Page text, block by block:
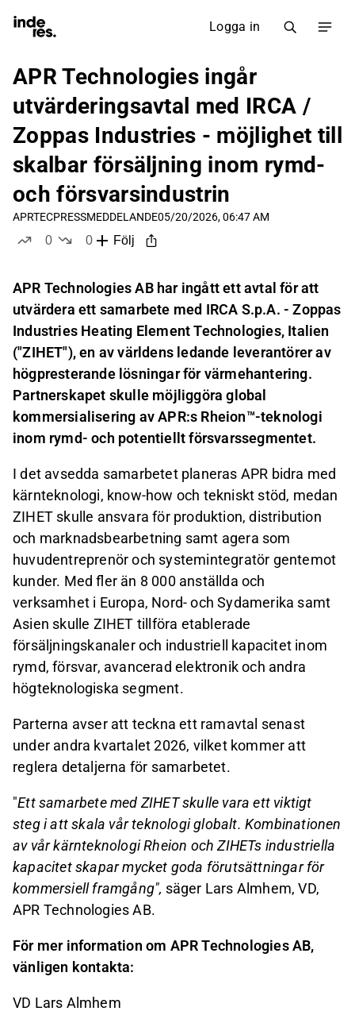
Logga in
APR Technologies ingår
utvärderingsavtal med IRCA /
Zoppas Industries - möjlighet till
skalbar försäljning inom rymd-
och försvarsindustrin
APRTECPRESSMEDDELANDE05/20/2026, 06:47 AM
0
0
Följ
APR Technologies AB har ingått ett avtal för att
utvärdera ett samarbete med IRCA S.p.A. - Zoppas
Industries Heating Element Technologies, Italien
("ZIHET"), en av världens ledande leverantörer av
högpresterande lösningar för värmehantering.
Partnerskapet skulle möjliggöra global
kommersialisering av APR:s Rheion™-teknologi
inom rymd- och potentiellt försvarssegmentet.
I det avsedda samarbetet planeras APR bidra med
kärnteknologi, know-how och tekniskt stöd, medan
ZIHET skulle ansvara för produktion, distribution
och marknadsbearbetning samt agera som
huvudentreprenör och systemintegratör gentemot
kunder. Med fler än 8 000 anställda och
verksamhet i Europa, Nord- och Sydamerika samt
Asien skulle ZIHET tillföra etablerade
försäljningskanaler och industriell kapacitet inom
rymd, försvar, avancerad elektronik och andra
högteknologiska segment.
Parterna avser att teckna ett ramavtal senast
under andra kvartalet 2026, vilket kommer att
reglera detaljerna för samarbetet.
"Ett samarbete med ZIHET skulle vara ett viktigt
steg i att skala vår teknologi globalt. Kombinationen
av vår kärnteknologi Rheion och ZIHETs industriella
kapacitet skapar mycket goda förutsättningar för
kommersiell framgång", säger Lars Almhem, VD,
APR Technologies AB.
För mer information om APR Technologies AB,
vänligen kontakta:
VD Lars Almhem